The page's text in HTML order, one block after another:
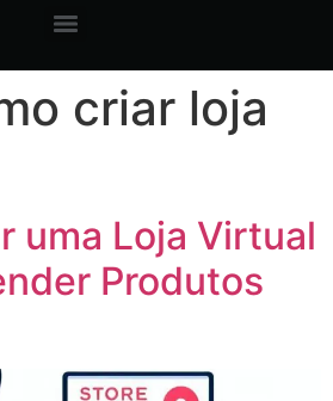
criar loja
uma Loja Virtual
Produtos